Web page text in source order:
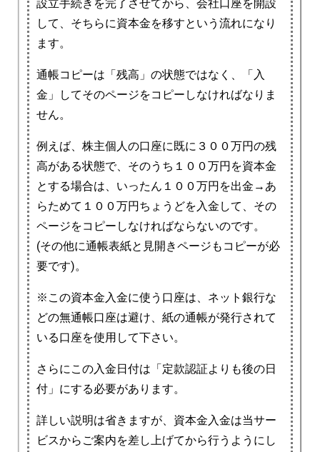
設立手続きを完了させてから、会社口座を開設
して、そちらに資本金を移すという流れになり
ます。
通帳コピーは「残高」の状態ではなく、「入
金」してそのページをコピーしなければなりま
せん。
例えば、株主個人の口座に既に３００万円の残
高がある状態で、そのうち１００万円を資本金
とする場合は、いったん１００万円を出金→あ
らためて１００万円ちょうどを入金して、その
ページをコピーしなければならないのです。
(その他に通帳表紙と見開きページもコピーが必
要です)。
※この資本金入金に使う口座は、ネット銀行な
どの無通帳口座は避け、紙の通帳が発行されて
いる口座を使用して下さい。
さらにこの入金日付は「定款認証よりも後の日
付」にする必要があります。
詳しい説明は省きますが、資本金入金は当サー
ビスからご案内を差し上げてから行うようにし